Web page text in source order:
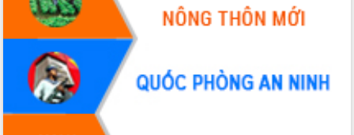
Thủ tướng Chính phủ Phạm Minh Chính
kiểm tra, chỉ đạo hoàn thành các dự
án cao tốc và thăm khu tái định cư tại
Đắk Lắk
Sôi nổi Hội đua ngựa truyền thống Gò
Thì Thùng mừng Xuân Bính Ngọ 2026
Lãnh đạo tỉnh dâng hương tưởng niệm
tại Đập Đồng Cam đầu Xuân Bính Ngọ